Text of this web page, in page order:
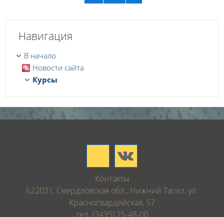
Навигация
В начало
Новости сайта
Курсы
Контакты
622031, Свердловская обл., Нижний Тагил, ул.
Красногвардейская, 57
тел. (3435) 25-48-00